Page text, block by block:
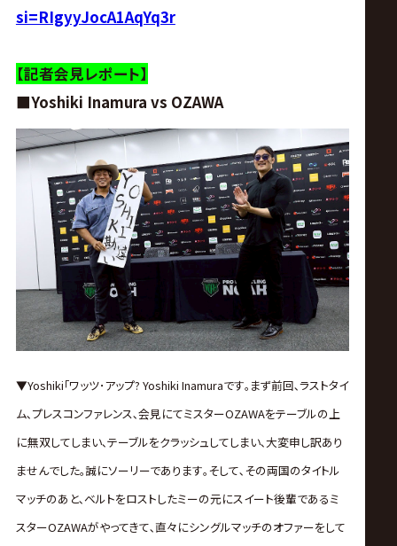
si=RIgyyJocA1AqYq3r
【記者会見レポート】
■Yoshiki Inamura vs OZAWA
▼Yoshiki｢ワッツ･アップ? Yoshiki Inamuraです｡まず前回､ラストタイ
ム､プレスコンファレンス､会見にてミスターOZAWAをテーブルの上
に無双してしまい､テーブルをクラッシュしてしまい､大変申し訳あり
ませんでした｡誠にソーリーであります｡そして､その両国のタイトル
マッチのあと､ベルトをロストしたミーの元にスイート後輩であるミ
スターOZAWAがやってきて､直々にシングルマッチのオファーをして